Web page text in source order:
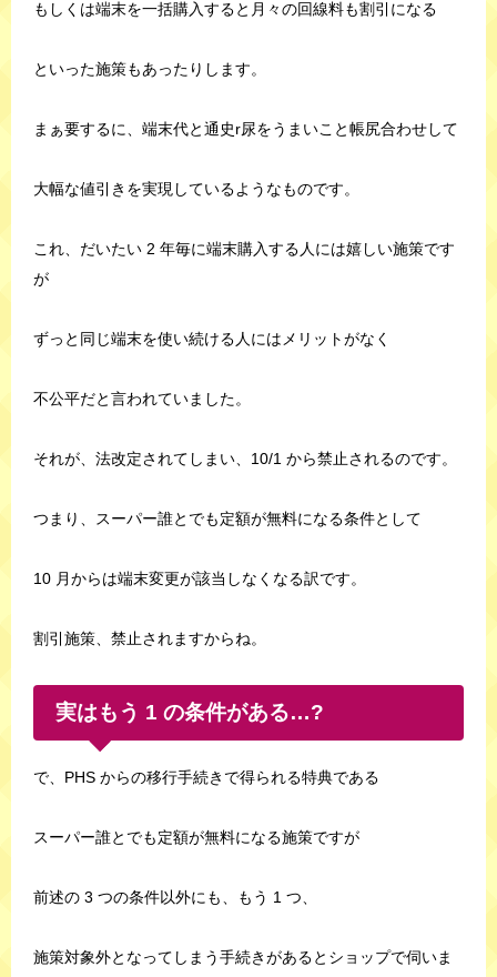
もしくは端末を一括購入すると月々の回線料も割引になる
といった施策もあったりします。
まぁ要するに、端末代と通史r尿をうまいこと帳尻合わせして
大幅な値引きを実現しているようなものです。
これ、だいたい 2 年毎に端末購入する人には嬉しい施策です
が
ずっと同じ端末を使い続ける人にはメリットがなく
不公平だと言われていました。
それが、法改定されてしまい、10/1 から禁止されるのです。
つまり、スーパー誰とでも定額が無料になる条件として
10 月からは端末変更が該当しなくなる訳です。
割引施策、禁止されますからね。
実はもう 1 の条件がある…?
で、PHS からの移行手続きで得られる特典である
スーパー誰とでも定額が無料になる施策ですが
前述の 3 つの条件以外にも、もう 1 つ、
施策対象外となってしまう手続きがあるとショップで伺いま